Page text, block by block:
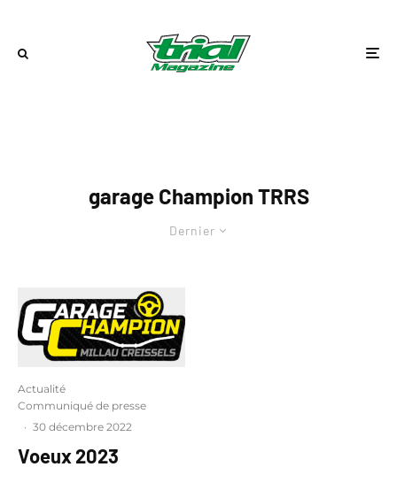
garage Champion TRRS
Dernier
Actualité
Communiqué de presse
· 30 décembre 2022
Voeux 2023